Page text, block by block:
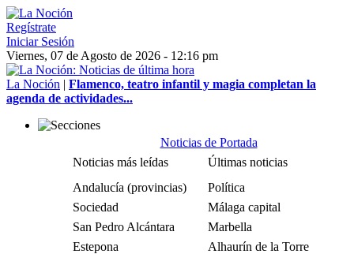
Regístrate
Iniciar Sesión
Viernes, 07 de Agosto de 2026 - 12:16 pm
La Noción | Flamenco, teatro infantil y magia completan la
agenda de actividades...
Noticias de Portada
Noticias más leídas
Últimas noticias
Andalucía (provincias)
Política
Sociedad
Málaga capital
San Pedro Alcántara
Marbella
Estepona
Alhaurín de la Torre